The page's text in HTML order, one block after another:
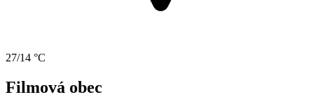
27/14 °C
Filmová obec